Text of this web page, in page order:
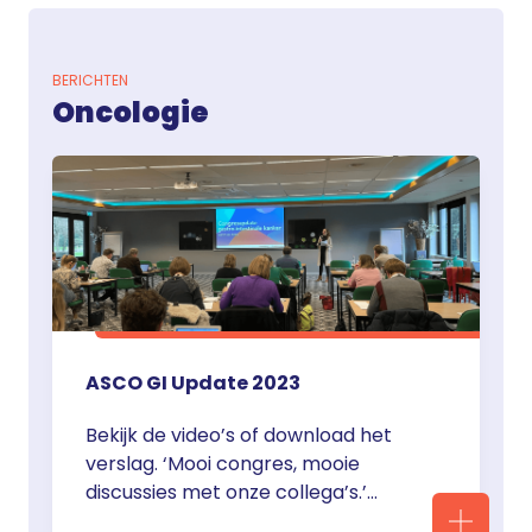
proefschrift over dit onderwerp
heeft hij de Andreas Bonnmedaille
ontvangen van het … <a
href="https://servier.nl/oncologie/b
erichten-oncologie/">Continued</a>
BERICHTEN
Oncologie
ASCO GI Update 2023
Bekijk de video’s of download het
verslag. ‘Mooi congres, mooie
discussies met onze collega’s.’